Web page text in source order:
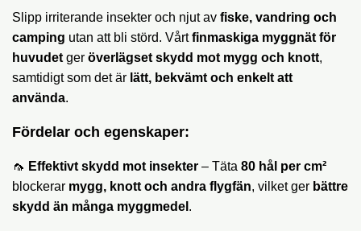
Slipp irriterande insekter och njut av fiske, vandring och
camping utan att bli störd. Vårtfinmaskiga myggnät för
huvudet ger överlägset skydd mot mygg och knott,
samtidigt som det är lätt, bekvämt och enkelt att
använda.
Fördelar och egenskaper:
🦟 Effektivt skydd mot insekter – Täta 80 hål per cm²
blockerar mygg, knott och andra flygfän, vilket ger bättre
skydd än många myggmedel .